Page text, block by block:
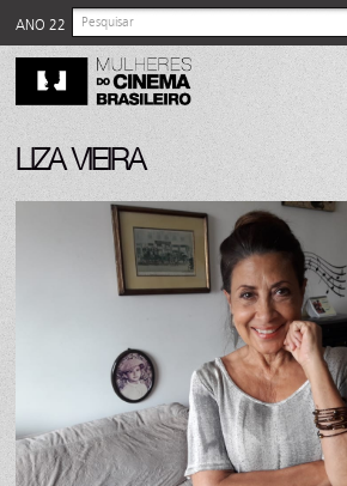
ANO 22
LIZA VIEIRA